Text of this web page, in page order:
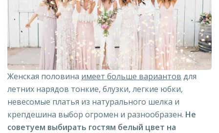
Женская половина имеет больше вариантов для
летних нарядов тонкие, блузки, легкие юбки,
невесомые платья из натурального шелка и
крепдешина выбор огромен и разнообразен. Не
советуем выбирать гостям белый цвет на